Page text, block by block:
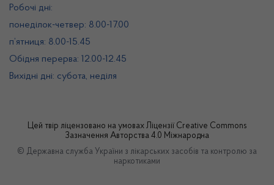
Робочі дні:
понеділок-четвер: 8.00-17.00
п’ятниця: 8.00-15.45
Обідня перерва: 12.00-12.45
Вихідні дні: субота, неділя
Цей твір ліцензовано на умовах Ліцензії Creative Commons
Зазначення Авторства 4.0 Міжнародна
© Державна служба України з лікарських засобів та контролю за
наркотиками